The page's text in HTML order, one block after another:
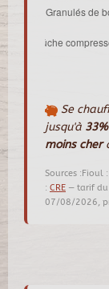
Se
jusqu'à
moins cher
Sources
: CRE — tarif
07/08/2026,